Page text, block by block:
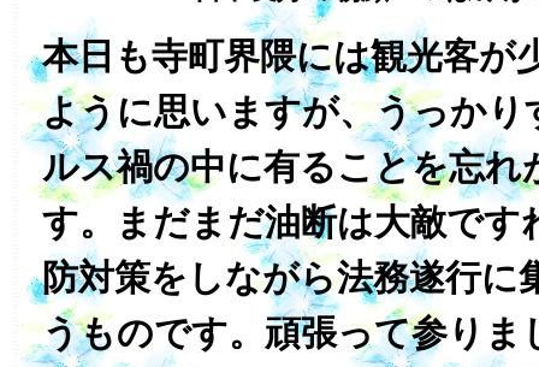
本日も寺町界隈には観光客が
ように思いますが、うっかり
ルス禍の中に有ることを忘れ
す。まだまだ油断は大敵です
防対策をしながら法務遂行に
うものです。頑張って参りま